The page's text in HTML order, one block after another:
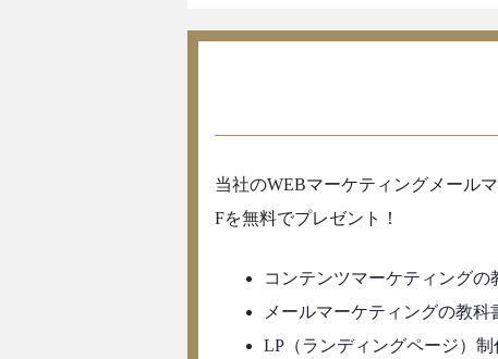
当社のWEBマーケティングメール
Fを無料でプレゼント！
コンテンツマーケティングの
メールマーケティングの教科
LP（ランディングページ）